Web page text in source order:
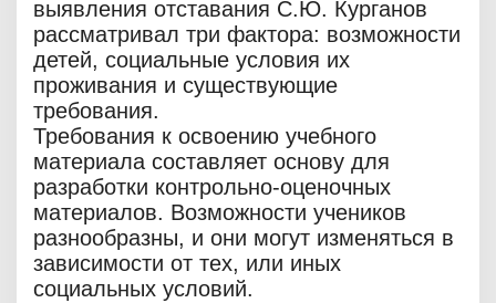
выявления отставания С.Ю. Курганов
рассматривал три фактора: возможности
детей, социальные условия их
проживания и существующие
требования.
Требования к освоению учебного
материала составляет основу для
разработки контрольно-оценочных
материалов. Возможности учеников
разнообразны, и они могут изменяться в
зависимости от тех, или иных
социальных условий.